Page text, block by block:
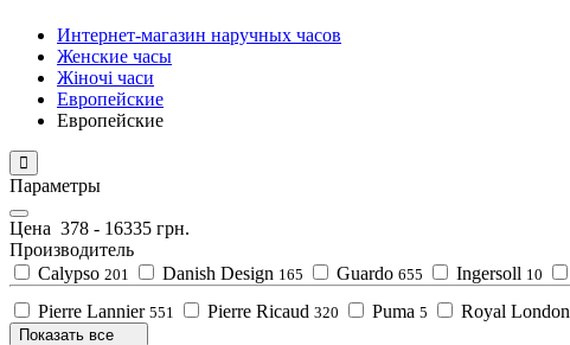
Интернет-магазин наручных часов
Женские часы
Жiночi часи
Европейские
Европейские
Параметры
Цена 378 - 16335 грн.
Производитель
Calypso 201 Danish Design 165 Guardo 655 Ingersoll 10
Pierre Lannier 551 Pierre Ricaud 320 Puma 5 Royal London
Показать все